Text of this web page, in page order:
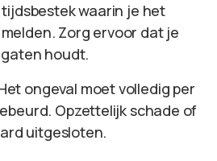
waarin je het
Zorg ervoor dat je
houdt.
ongeval moet volledig per
Opzettelijk schade of
uitgesloten.